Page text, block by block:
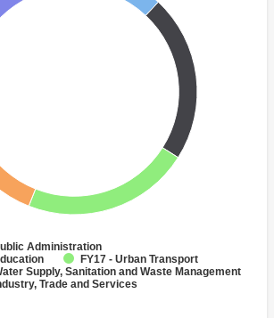
Administration
FY17 - Urban Transport
Supply, Sanitation and Waste Management
Trade and Services